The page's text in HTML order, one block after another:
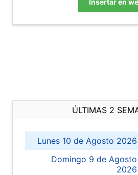
Insertar en
ÚLTIMAS 2
Lunes 10 de Agosto 2026
Domingo 9 de Agosto
2026